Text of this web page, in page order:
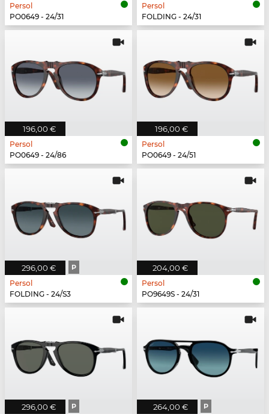
Persol
PO0649 - 24/31
Persol
FOLDING - 24/31
196,00 €
Persol
PO0649 - 24/86
196,00 €
Persol
PO0649 - 24/51
296,00 € P
Persol
FOLDING - 24/S3
204,00 €
Persol
PO9649S - 24/31
296,00 € P 264,00 € P